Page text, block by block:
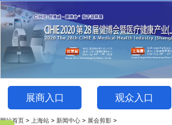
展商入口 观众入口
网站首页 > 上海站 > 新闻中心 > 展会剪影 >